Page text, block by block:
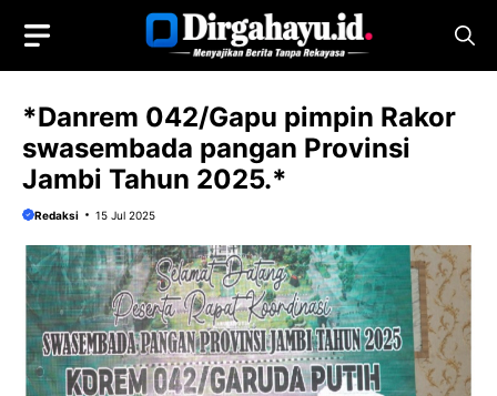
isi
*Danrem 042/Gapu pimpin Rakor
swasembada pangan Provinsi
Jambi Tahun 2025.*
Redaksi 15 Jul 2025